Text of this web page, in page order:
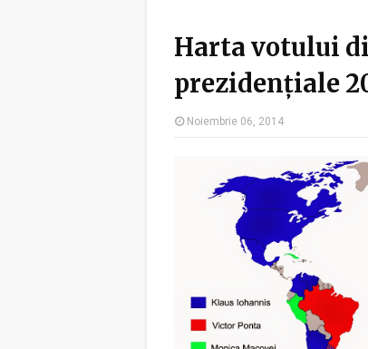
Harta votului
prezidențiale
Noiembrie 06, 2014